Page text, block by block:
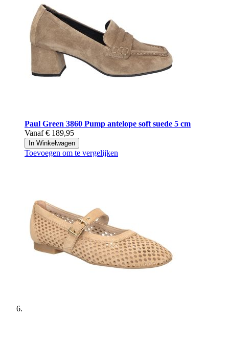
Paul Green 3860 Pump antelope soft suede 5 cm
Vanaf € 189,95
In Winkelwagen
Toevoegen om te vergelijken